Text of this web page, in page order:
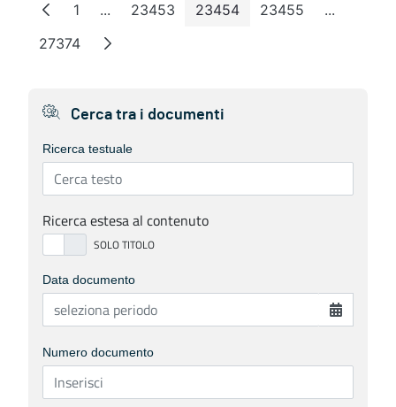
Pagina
1 ...Pagine intermedie
Pagina
23453 Pagina
23454 Pagina
23455 ...Pagine
Pagina
27374
Cerca tra i documenti
Ricerca testuale
Ricerca estesa al contenuto
Data documento
Numero documento